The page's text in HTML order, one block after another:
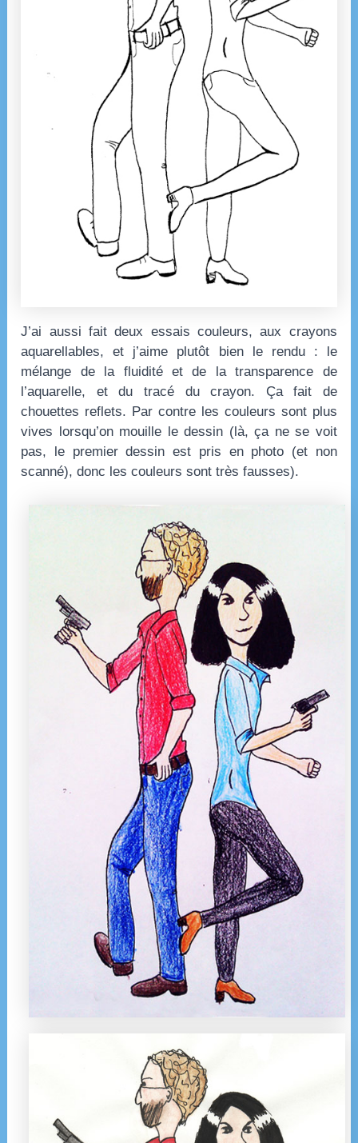
J’ai aussi fait deux essais couleurs, aux crayons
aquarellables, et j’aime plutôt bien le rendu : le
mélange de la fluidité et de la transparence de
l’aquarelle, et du tracé du crayon. Ça fait de
chouettes reflets. Par contre les couleurs sont plus
vives lorsqu’on mouille le dessin (là, ça ne se voit
pas, le premier dessin est pris en photo (et non
scanné), donc les couleurs sont très fausses).